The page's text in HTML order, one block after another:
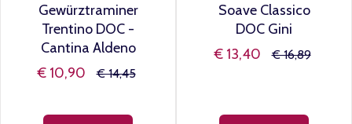
Gewürztraminer
Trentino DOC -
Cantina Aldeno
€ 10,90
€ 14,45
Soave Classico
DOC Gini
€ 13,40
€ 16,89